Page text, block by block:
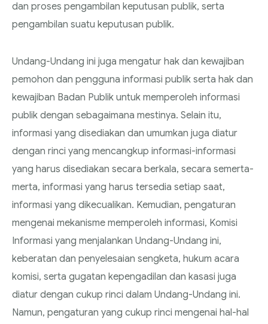
dan proses pengambilan keputusan publik, serta
pengambilan suatu keputusan publik.
Undang-Undang ini juga mengatur hak dan kewajiban
pemohon dan pengguna informasi publik serta hak dan
kewajiban Badan Publik untuk memperoleh informasi
publik dengan sebagaimana mestinya. Selain itu,
informasi yang disediakan dan umumkan juga diatur
dengan rinci yang mencangkup informasi-informasi
yang harus disediakan secara berkala, secara semerta-
merta, informasi yang harus tersedia setiap saat,
informasi yang dikecualikan. Kemudian, pengaturan
mengenai mekanisme memperoleh informasi, Komisi
Informasi yang menjalankan Undang-Undang ini,
keberatan dan penyelesaian sengketa, hukum acara
komisi, serta gugatan kepengadilan dan kasasi juga
diatur dengan cukup rinci dalam Undang-Undang ini.
Namun, pengaturan yang cukup rinci mengenai hal-hal